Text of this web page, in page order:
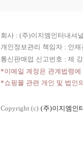
회사 : (주)이지엠인터내셔
개인정보관리 책임자 : 안재
통신판매업 신고번호 : 제
*이메일 계정은 관계법령에
*쇼핑몰 관련 개인 및 법인
Copyright (c) (주)이지엠인